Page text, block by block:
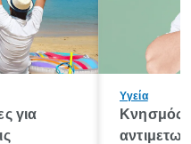
για
Υγεία
Κνησμός: